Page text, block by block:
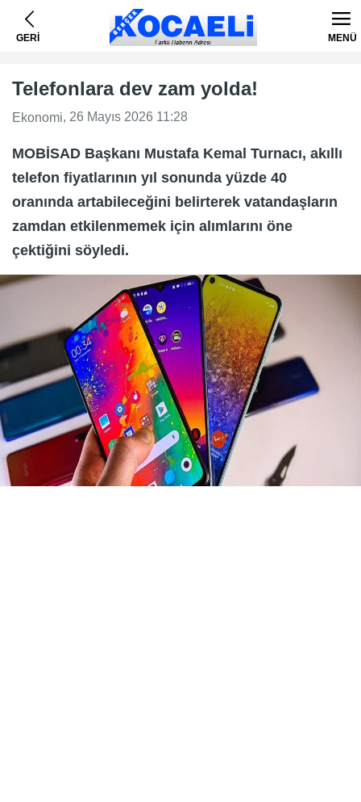
GERİ MENÜ
Telefonlara dev zam yolda!
Ekonomi, 26 Mayıs 2026 11:28
MOBİSAD Başkanı Mustafa Kemal Turnacı, akıllı
telefon fiyatlarının yıl sonunda yüzde 40
oranında artabileceğini belirterek vatandaşların
zamdan etkilenmemek için alımlarını öne
çektiğini söyledi.